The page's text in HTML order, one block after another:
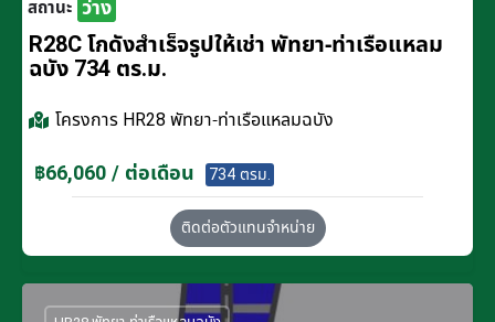
สถานะ ว่าง
R28C โกดังสำเร็จรูปให้เช่า พัทยา-ท่าเรือแหลม
ฉบัง 734 ตร.ม.
โครงการ HR28 พัทยา-ท่าเรือแหลมฉบัง
฿66,060 / ต่อเดือน 734 ตรม.
ติดต่อตัวแทนจำหน่าย